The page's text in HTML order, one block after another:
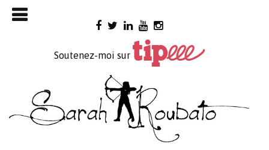
Skip
to
Soutenez-moi sur
